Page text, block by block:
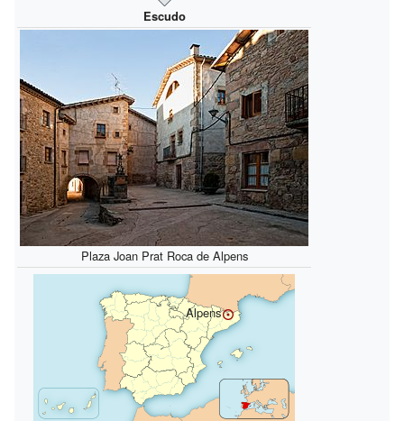
Escudo
Plaza Joan Prat Roca de Alpens
Alpens